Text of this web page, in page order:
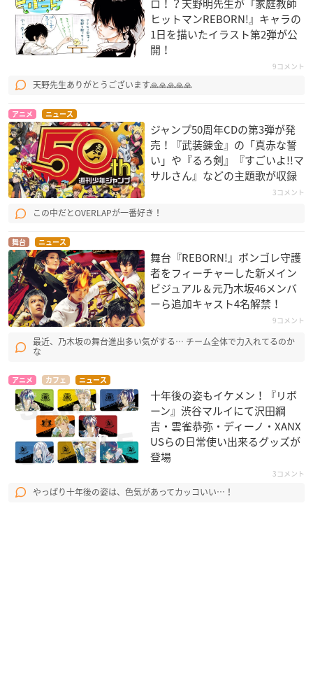
ロ！？天野明先生​が『家庭教師
ヒットマンREBORN!』キャラの
1日を描いたイラスト第2弾が公
開！
9コメント
天野先生ありがとうございます🙏🙏🙏🙏🙏
アニメ ニュース
ジャンプ50周年CDの第3弾が発
売！『武装錬金』の「真赤な誓
い」や『るろ剣』『すごいよ!!マ
サルさん』などの主題歌が収録
3コメント
この中だとOVERLAPが一番好き！
舞台 ニュース
舞台『REBORN!』ボンゴレ守護
者をフィーチャーした新メイン
ビジュアル＆元乃木坂46メンバ
ーら追加キャスト4名解禁！
9コメント
最近、乃木坂の舞台進出多い気がする… チーム全体で力入れてるのか
な
アニメ カフェ ニュース
十年後の姿もイケメン！『リボ
ーン』渋谷マルイにて沢田綱
吉・雲雀恭弥・ディーノ・XANX
USらの日常使い出来るグッズが
登場
3コメント
やっぱり十年後の姿は、色気があってカッコいい…！